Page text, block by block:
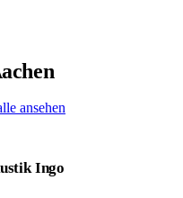
ansehen
Ingo